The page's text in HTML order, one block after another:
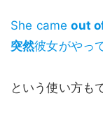
She cameout
突然彼女がやっ
という使い方も